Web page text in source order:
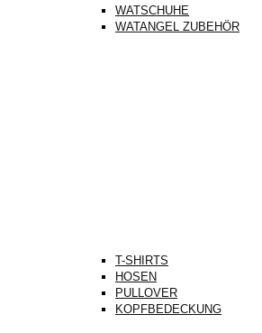
WATSCHUHE
WATANGEL ZUBEHÖR
T-SHIRTS
HOSEN
PULLOVER
KOPFBEDECKUNG